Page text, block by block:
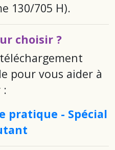
130/705 H).
choisir ?
pour vous aider à
:
pratique - Spécial